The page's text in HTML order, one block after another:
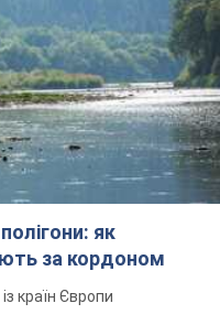
як
за кордоном
країн Європи
та